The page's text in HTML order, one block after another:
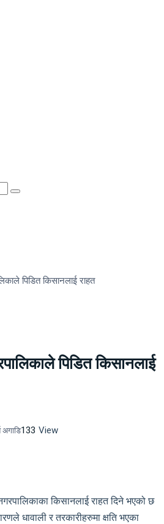
पिडित किसानलाई राहत
पिडित किसानलाई
अगाडि133 View
किसानलाई राहत दिने भएको छ
धावाली र तरकारीहरुमा क्षति भएका